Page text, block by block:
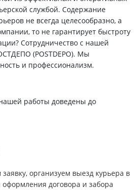
службой. Содержание
не всегда целесообразно, а
то не гарантирует быстроту
Сотрудничество с нашей
(POSTDEPO). Мы
и профессионализм.
работы доведены до
организуем выезд курьера в
договора и забора